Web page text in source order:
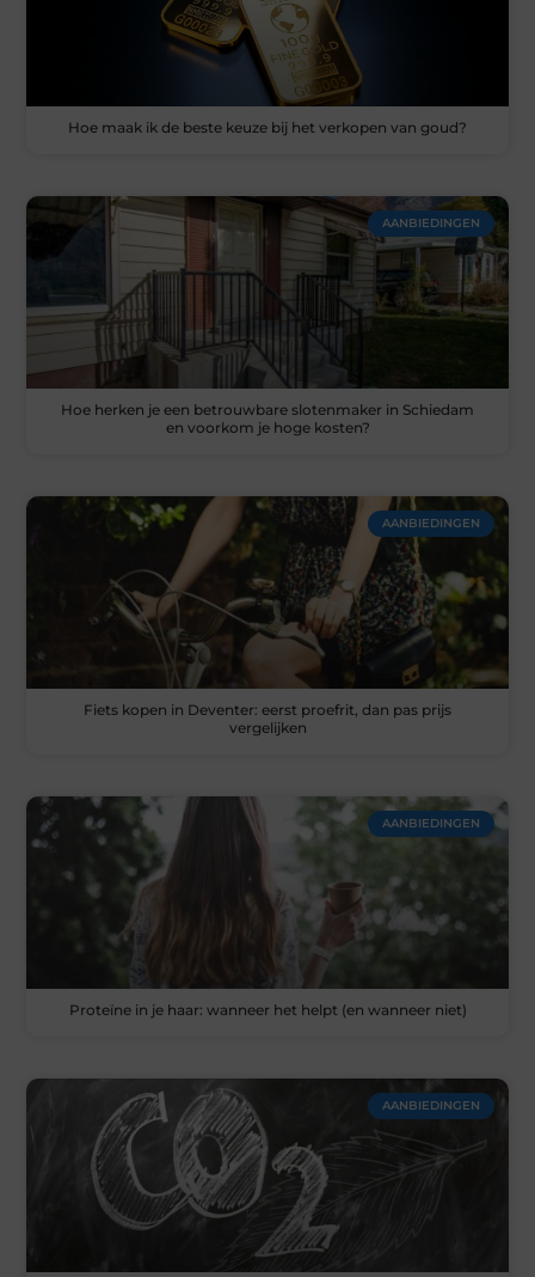
Hoe maak ik de beste keuze bij het verkopen van goud?
AANBIEDINGEN
Hoe herken je een betrouwbare slotenmaker in Schiedam
en voorkom je hoge kosten?
AANBIEDINGEN
Fiets kopen in Deventer: eerst proefrit, dan pas prijs
vergelijken
AANBIEDINGEN
Proteïne in je haar: wanneer het helpt (en wanneer niet)
AANBIEDINGEN